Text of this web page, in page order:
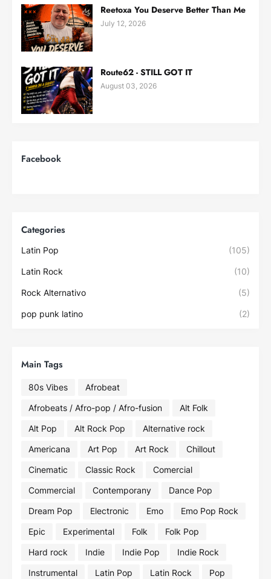
Reetoxa You Deserve Better Than Me
July 12, 2026
Route62 - STILL GOT IT
August 03, 2026
Facebook
Categories
Latin Pop (105)
Latin Rock (10)
Rock Alternativo (5)
pop punk latino (2)
Main Tags
80s Vibes
Afrobeat
Afrobeats / Afro-pop / Afro-fusion
Alt Folk
Alt Pop
Alt Rock Pop
Alternative rock
Americana
Art Pop Art Rock
Chillout
Cinematic
Classic Rock
Comercial
Commercial
Contemporany
Dance Pop
Dream Pop
Electronic Emo
Emo Pop Rock
Epic
Experimental Folk
Folk Pop
Hard rock
Indie Indie Pop
Indie Rock
Instrumental
Latin Pop Latin Rock
Pop